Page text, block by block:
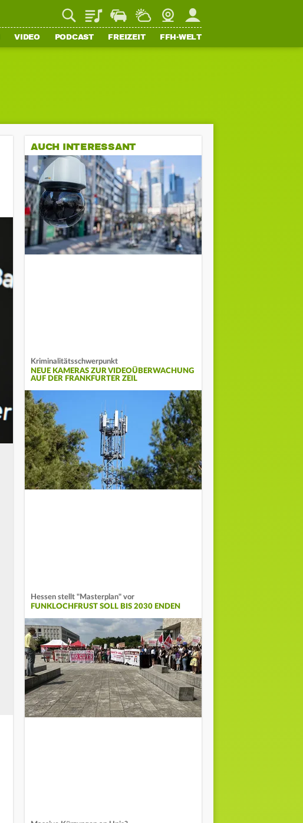
PlaylistStaupilotWetterWebcamMein FFH
VIDEO PODCAST FREIZEIT FFH-WELT
AUCH INTERESSANT
Kriminalitätsschwerpunkt
NEUE KAMERAS ZUR VIDEOÜBERWACHUNG
AUF DER FRANKFURTER ZEIL
Hessen stellt "Masterplan" vor
FUNKLOCHFRUST SOLL BIS 2030 ENDEN